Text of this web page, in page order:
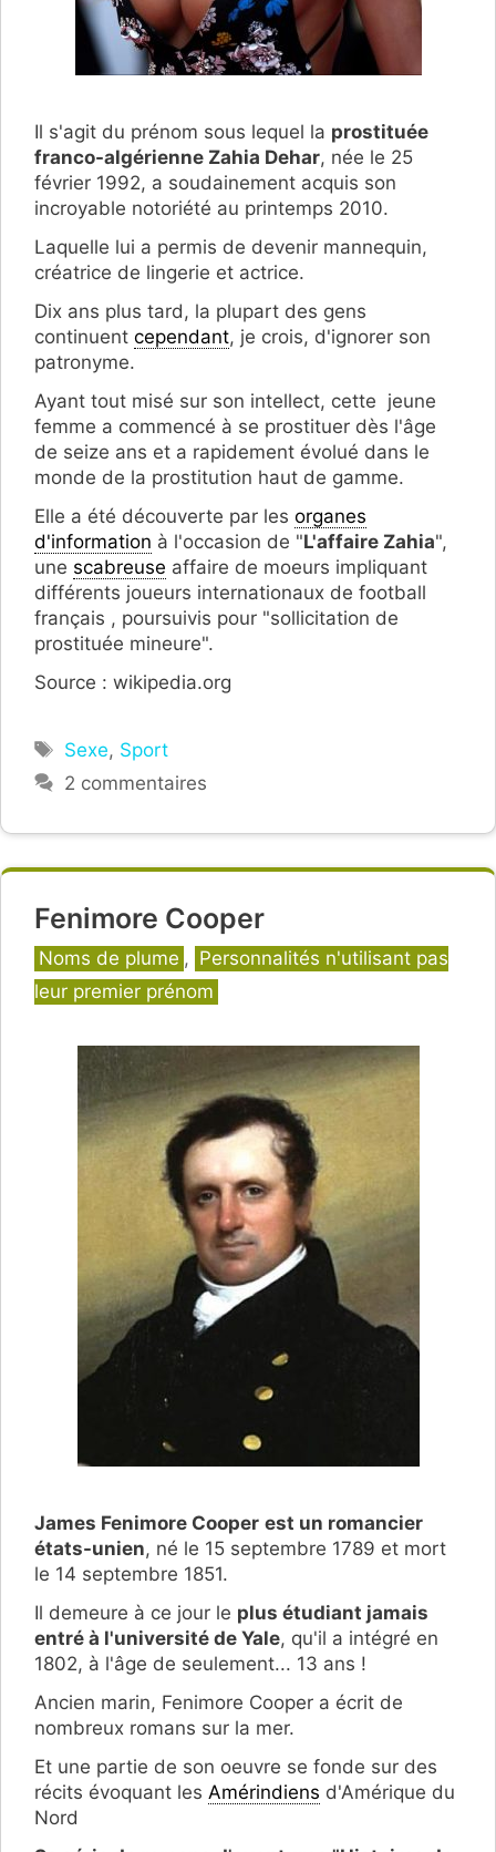
Il s'agit du prénom sous lequel la prostituée
franco-algérienne Zahia Dehar, née le 25
février 1992, a soudainement acquis son
incroyable notoriété au printemps 2010.
Laquelle lui a permis de devenir mannequin,
créatrice de lingerie et actrice.
Dix ans plus tard, la plupart des gens
continuent cependant, je crois, d'ignorer son
patronyme.
Ayant tout misé sur son intellect, cette jeune
femme a commencé à se prostituer dès l'âge
de seize ans et a rapidement évolué dans le
monde de la prostitution haut de gamme.
Elle a été découverte par les organes
d'information à l'occasion de "L'affaire Zahia",
une scabreuse affaire de moeurs impliquant
différents joueurs internationaux de football
français , poursuivis pour "sollicitation de
prostituée mineure".
Source : wikipedia.org
Étiquettes
Sexe, Sport
2 commentaires
Fenimore Cooper
Catégories
Noms de plume , Personnalités n'utilisant pas
leur premier prénom
James Fenimore Cooper est un romancier
états-unien, né le 15 septembre 1789 et mort
le 14 septembre 1851.
Il demeure à ce jour le plus étudiant jamais
entré à l'université de Yale, qu'il a intégré en
1802, à l'âge de seulement... 13 ans !
Ancien marin, Fenimore Cooper a écrit de
nombreux romans sur la mer.
Et une partie de son oeuvre se fonde sur des
récits évoquant les Amérindiens d'Amérique du
Nord